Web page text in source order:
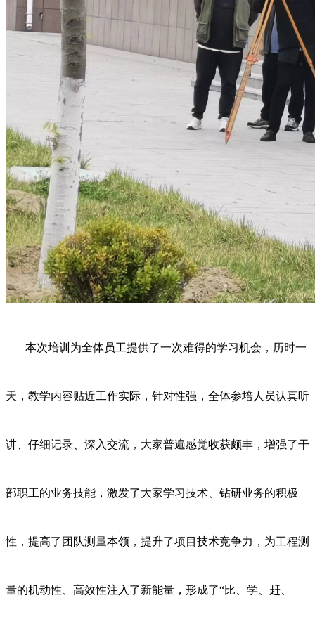
本次培训为全体员工提供了一次难得的学习机会，历时一
天，教学内容贴近工作实际，针对性强，全体参培人员认真听
讲、仔细记录、深入交流，大家普遍感觉收获颇丰，增强了干
部职工的业务技能，激发了大家学习技术、钻研业务的积极
性，提高了团队测量本领，提升了项目技术竞争力，为工程测
量的机动性、高效性注入了新能量，形成了“比、学、赶、